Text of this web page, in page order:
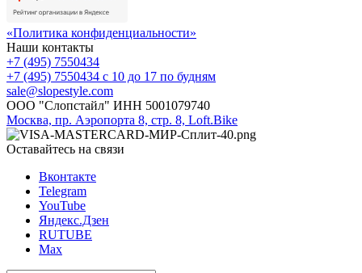
«Политика конфиденциальности»
Наши контакты
+7 (495) 7550434
+7 (495) 7550434 с 10 до 17 по будням
sale@slopestyle.com
ООО "Слопстайл" ИНН 5001079740
Москва, пр. Аэропорта 8, стр. 8, Loft.Bike
Оставайтесь на связи
Вконтакте
Telegram
YouTube
Яндекс.Дзен
RUTUBE
Max